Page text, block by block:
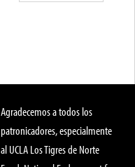
Agradecemos a todos los
patronicadores, especialmente
al UCLA Los Tigres de Norte